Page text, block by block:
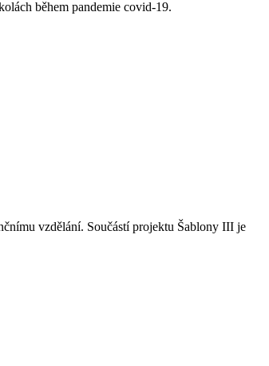
během pandemie covid-19.
vzdělání. Součástí projektu Šablony III je